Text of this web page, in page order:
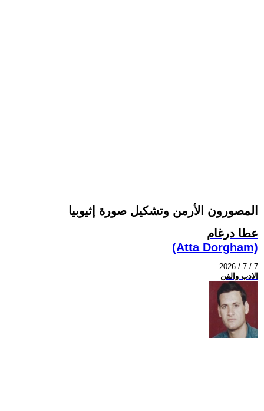
المصورون الأرمن وتشكيل صورة إثيوبيا
عطا درغام
(Atta Dorgham)
2026 / 7 / 7
الادب والفن